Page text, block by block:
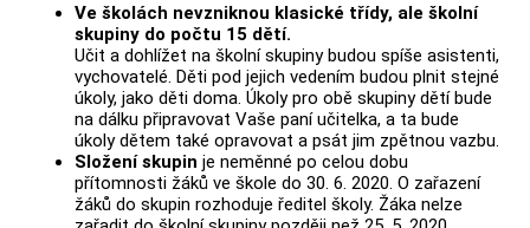
Ve školách nevzniknou klasické třídy, ale školní
skupiny do počtu 15 dětí.
Učit a dohlížet na školní skupiny budou spíše asistenti,
vychovatelé. Děti pod jejich vedením budou plnit stejné
úkoly, jako děti doma. Úkoly pro obě skupiny dětí bude
na dálku připravovat Vaše paní učitelka, a ta bude
úkoly dětem také opravovat a psát jim zpětnou vazbu.
Složení skupin je neměnné po celou dobu
přítomnosti žáků ve škole do 30. 6. 2020. O zařazení
žáků do skupin rozhoduje ředitel školy. Žáka nelze